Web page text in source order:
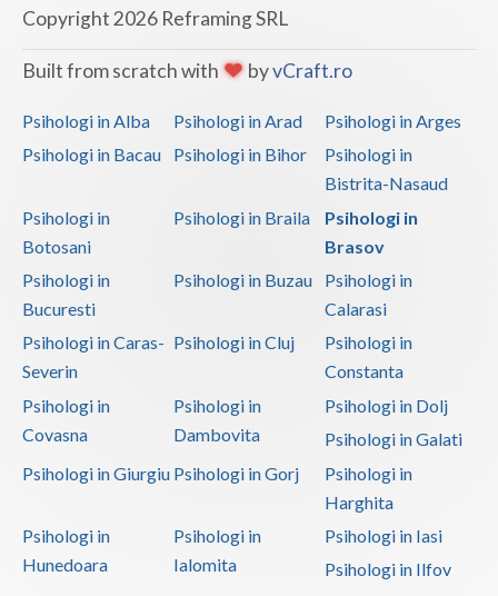
Copyright 2026 Reframing SRL
Built from scratch with byvCraft.ro
Psihologi in Alba Psihologi in Arad
Psihologi in Arges
Psihologi in Bacau
Psihologi in Bihor
Psihologi in
Bistrita-Nasaud
Psihologi in
Botosani
Psihologi in Braila
Psihologi in
Brasov
Psihologi in
Bucuresti
Psihologi in Buzau
Psihologi in
Calarasi
Psihologi in Caras-
Severin
Psihologi in Cluj
Psihologi in
Constanta
Psihologi in
Covasna
Psihologi in
Dambovita
Psihologi in Dolj
Psihologi in Galati
Psihologi in Giurgiu Psihologi in Gorj
Psihologi in
Harghita
Psihologi in
Hunedoara
Psihologi in
Ialomita
Psihologi in Iasi
Psihologi in Ilfov